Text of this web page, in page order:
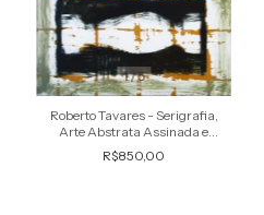
1/5
Roberto Tavares - Serigrafia,
Arte Abstrata Assinada e
Datada 2000
R$850,00